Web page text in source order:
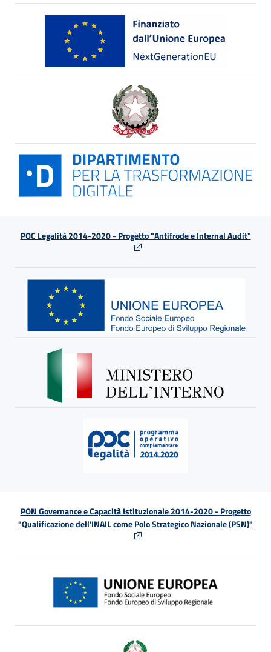
POC Legalità 2014-2020 - Progetto "Antifrode e Internal Audit"
PON Governance e Capacità Istituzionale 2014-2020 - Progetto
"Qualificazione dell'INAIL come Polo Strategico Nazionale (PSN)"